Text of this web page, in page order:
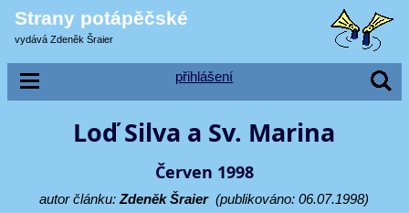
Strany potápěčské
vydává Zdeněk Šraier
přihlášení
Loď Silva a Sv. Marina
Červen 1998
autor článku:Zdeněk Šraier(publikováno: 06.07.1998)